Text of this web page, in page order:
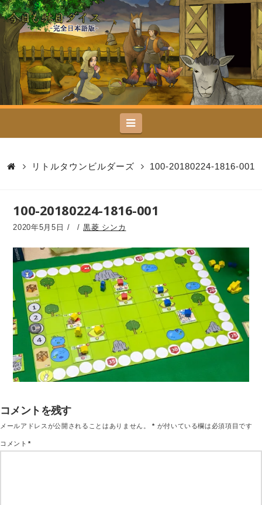
今
日
も
駄
目
ダ
イ
ス
Navigation
リトルタウンビルダーズ 100-20180224-1816-001
100-20180224-1816-001
2020年5月5日 黒菱 シンカ
コメントを残す
メールアドレスが公開されることはありません。 * が付いている欄は必須項目です
コメント*